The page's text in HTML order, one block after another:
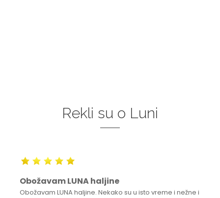
Rekli su o Luni
Obožavam LUNA haljine
Obožavam LUNA haljine. Nekako su u isto vreme i nežne i